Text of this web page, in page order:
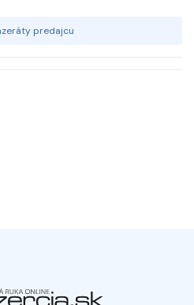
predajcu